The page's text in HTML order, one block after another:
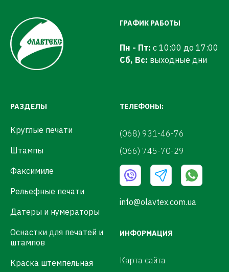
ГРАФИК РАБОТЫ
Пн - Пт: с 10:00 до 17:00
Сб, Вс: выходные дни
РАЗДЕЛЫ
Круглые печати
Штампы
Факсимиле
Рельефные печати
Датеры и нумераторы
Оснастки для печатей и
штампов
Краска штемпельная
ТЕЛЕФОНЫ:
(068) 931-46-76
(066) 745-70-29
info@olavtex.com.ua
ИНФОРМАЦИЯ
Карта сайта